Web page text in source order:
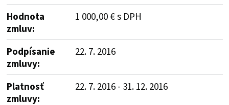
Hodnota
zmluv:
1 000,00 € s DPH
Podpísanie
zmluvy:
22. 7. 2016
Platnosť
zmluvy:
22. 7. 2016 - 31. 12. 2016